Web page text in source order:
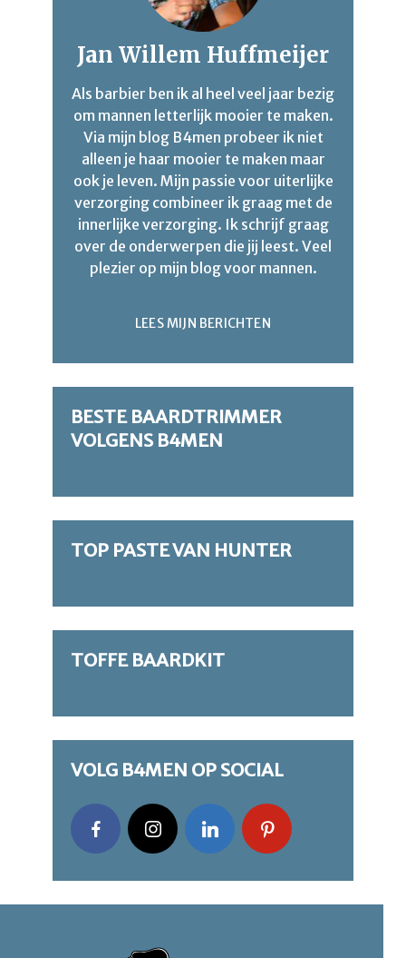
Jan Willem Huffmeijer
Als barbier ben ik al heel veel jaar bezig
om mannen letterlijk mooier te maken.
Via mijn blog B4men probeer ik niet
alleen je haar mooier te maken maar
ook je leven. Mijn passie voor uiterlijke
verzorging combineer ik graag met de
innerlijke verzorging. Ik schrijf graag
over de onderwerpen die jij leest. Veel
plezier op mijn blog voor mannen.
LEES MIJN BERICHTEN
BESTE BAARDTRIMMER
VOLGENS B4MEN
TOP PASTE VAN HUNTER
TOFFE BAARDKIT
VOLG B4MEN OP SOCIAL